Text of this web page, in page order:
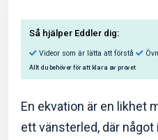
En ekvation är en likhet
ett vänsterled, där